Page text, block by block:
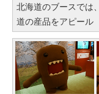
北海道のブースでは
道の産品をアピール